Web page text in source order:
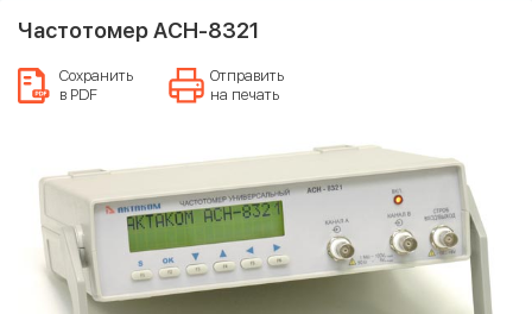
Частотомер АСН-8321
Сохранить
в PDF
Отправить
на печать